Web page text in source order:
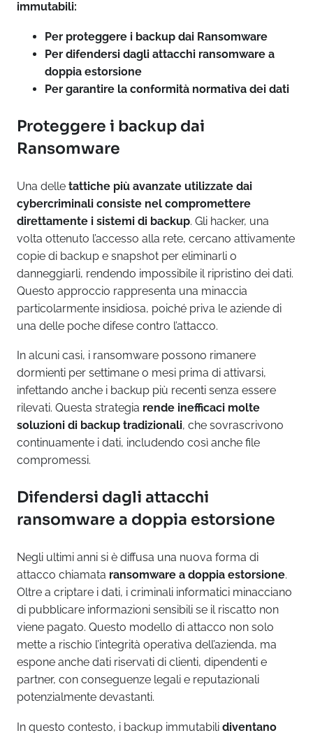
immutabili:
Per proteggere i backup dai Ransomware
Per difendersi dagli attacchi ransomware a
doppia estorsione
Per garantire la conformità normativa dei dati
Proteggere i backup dai
Ransomware
Una delle tattiche più avanzate utilizzate dai
cybercriminali consiste nel compromettere
direttamente i sistemi di backup. Gli hacker, una
volta ottenuto l’accesso alla rete, cercano attivamente
copie di backup e snapshot per eliminarli o
danneggiarli, rendendo impossibile il ripristino dei dati.
Questo approccio rappresenta una minaccia
particolarmente insidiosa, poiché priva le aziende di
una delle poche difese contro l’attacco.
In alcuni casi, i ransomware possono rimanere
dormienti per settimane o mesi prima di attivarsi,
infettando anche i backup più recenti senza essere
rilevati. Questa strategia rende inefficaci molte
soluzioni di backup tradizionali, che sovrascrivono
continuamente i dati, includendo così anche file
compromessi.
Difendersi dagli attacchi
ransomware a doppia estorsione
Negli ultimi anni si è diffusa una nuova forma di
attacco chiamata ransomware a doppia estorsione.
Oltre a criptare i dati, i criminali informatici minacciano
di pubblicare informazioni sensibili se il riscatto non
viene pagato. Questo modello di attacco non solo
mette a rischio l’integrità operativa dell’azienda, ma
espone anche dati riservati di clienti, dipendenti e
partner, con conseguenze legali e reputazionali
potenzialmente devastanti.
In questo contesto, i backup immutabili diventano